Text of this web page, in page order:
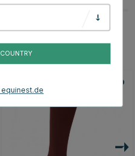
gefallen könnten